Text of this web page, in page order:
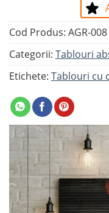
Cod Produs: AGR-008
Categorii: Tablouri
Etichete: Tablouri cu